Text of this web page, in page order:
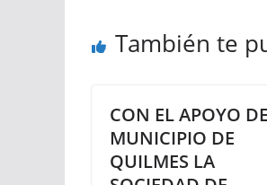
También te
CON EL APOYO
MUNICIPIO DE
QUILMES LA